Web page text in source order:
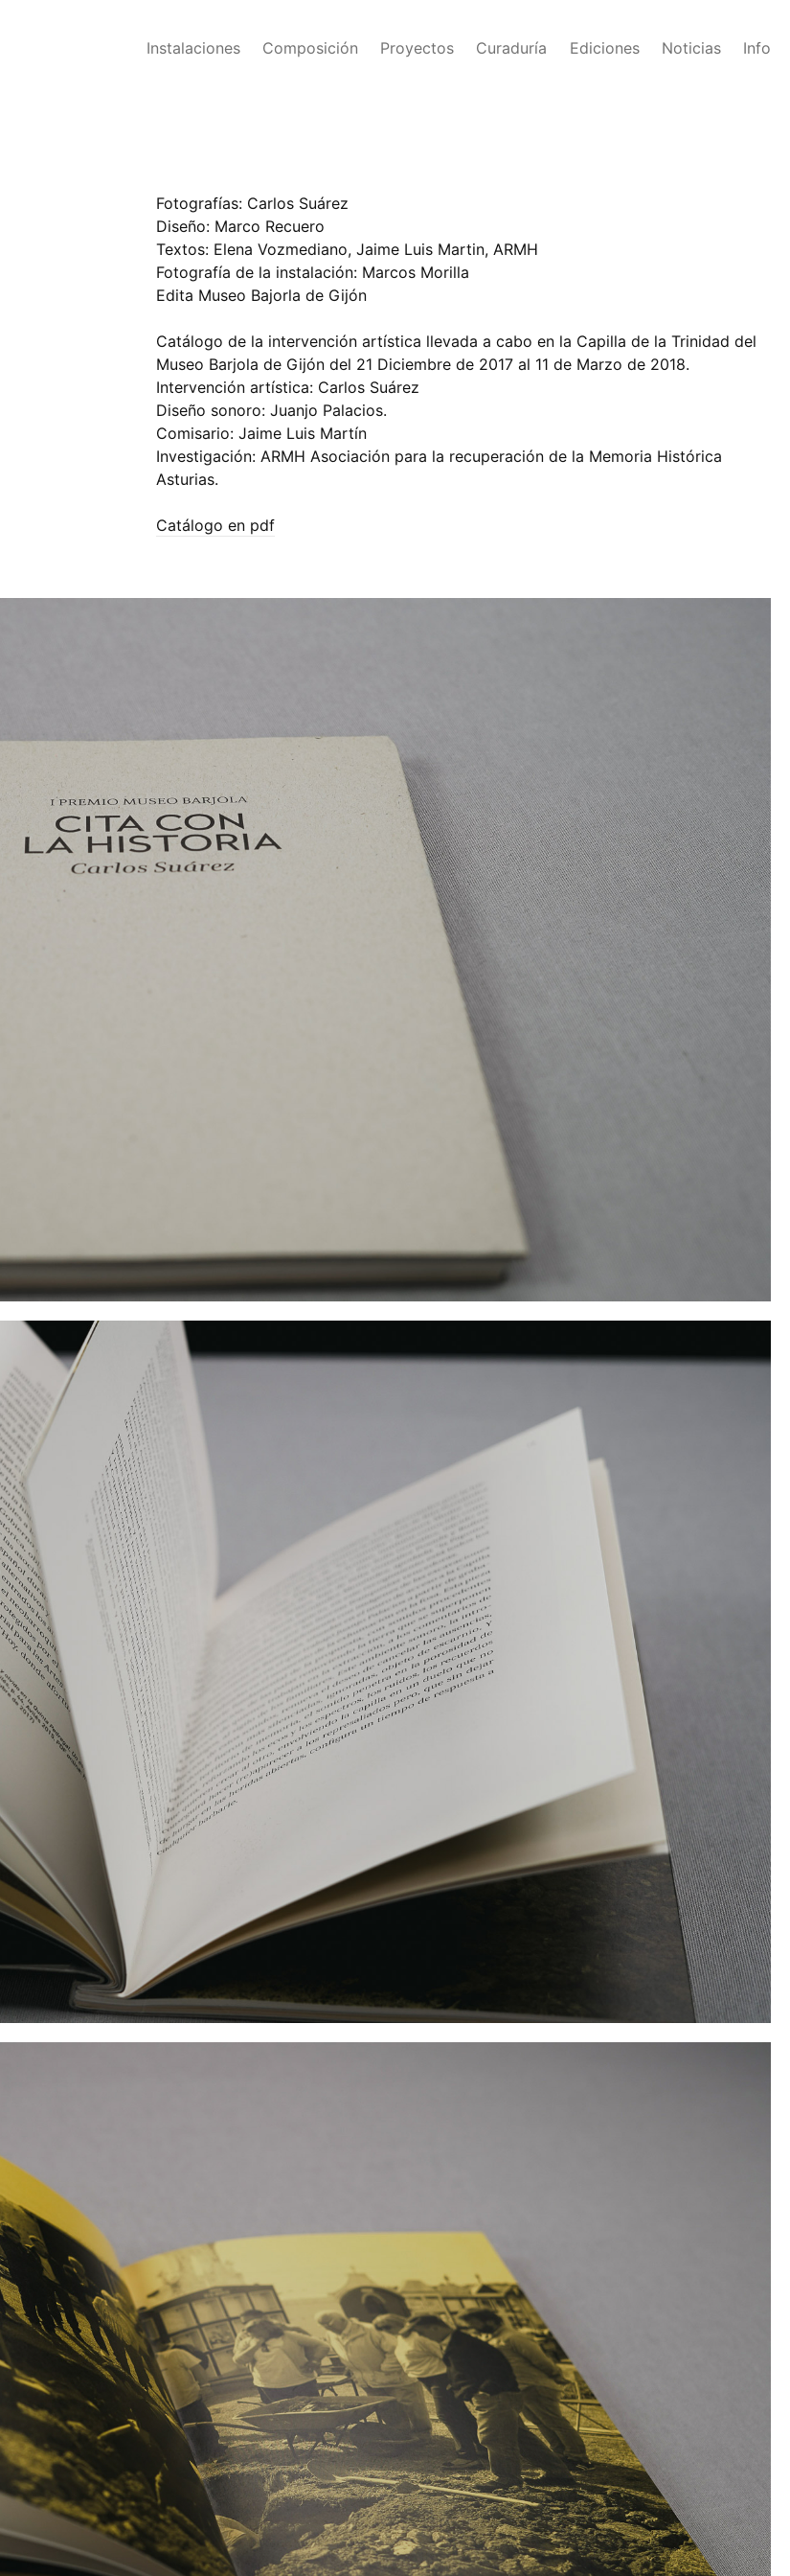
Instalaciones Composición Proyectos Curaduría Ediciones Noticias Info
Fotografías: Carlos Suárez
Diseño: Marco Recuero
Textos: Elena Vozmediano, Jaime Luis Martin, ARMH
Fotografía de la instalación: Marcos Morilla
Edita Museo Bajorla de Gijón
Catálogo de la intervención artística llevada a cabo en la Capilla de la Trinidad del
Museo Barjola de Gijón del 21 Diciembre de 2017 al 11 de Marzo de 2018.
Intervención artística: Carlos Suárez
Diseño sonoro: Juanjo Palacios.
Comisario: Jaime Luis Martín
Investigación: ARMH Asociación para la recuperación de la Memoria Histórica
Asturias.
Catálogo en pdf